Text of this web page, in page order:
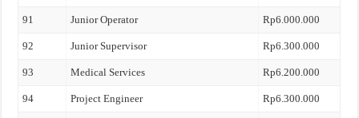
91 Junior Operator Rp6.000.000
92 Junior Supervisor Rp6.300.000
93 Medical Services Rp6.200.000
94 Project Engineer Rp6.300.000